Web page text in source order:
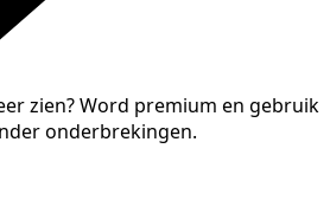
zien?Word premium en gebruik
onderbrekingen.